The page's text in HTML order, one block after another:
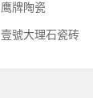
鹰牌陶瓷
壹號大理石瓷砖